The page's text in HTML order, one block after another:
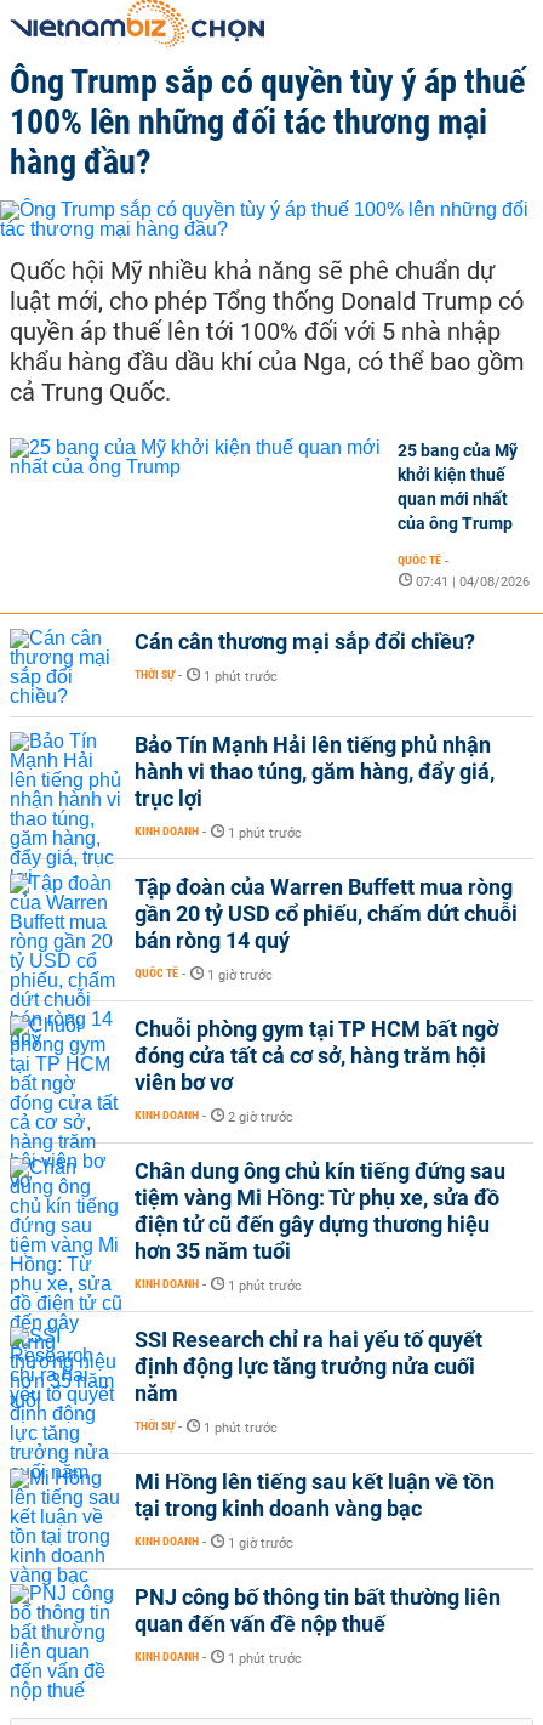
Ông Trump sắp có quyền tùy ý áp thuế
100% lên những đối tác thương mại
hàng đầu?
Quốc hội Mỹ nhiều khả năng sẽ phê chuẩn dự
luật mới, cho phép Tổng thống Donald Trump có
quyền áp thuế lên tới 100% đối với 5 nhà nhập
khẩu hàng đầu dầu khí của Nga, có thể bao gồm
cả Trung Quốc.
25 bang của Mỹ
khởi kiện thuế
quan mới nhất
của ông Trump
QUỐC TẾ -
07:41 | 04/08/2026
Cán cân thương mại sắp đổi chiều?
THỜI SỰ - 1 phút trước
Bảo Tín Mạnh Hải lên tiếng phủ nhận
hành vi thao túng, găm hàng, đẩy giá,
trục lợi
KINH DOANH - 1 phút trước
Tập đoàn của Warren Buffett mua ròng
gần 20 tỷ USD cổ phiếu, chấm dứt chuỗi
bán ròng 14 quý
QUỐC TẾ - 1 giờ trước
Chuỗi phòng gym tại TP HCM bất ngờ
đóng cửa tất cả cơ sở, hàng trăm hội
viên bơ vơ
KINH DOANH - 2 giờ trước
Chân dung ông chủ kín tiếng đứng sau
tiệm vàng Mi Hồng: Từ phụ xe, sửa đồ
điện tử cũ đến gây dựng thương hiệu
hơn 35 năm tuổi
KINH DOANH - 1 phút trước
SSI Research chỉ ra hai yếu tố quyết
định động lực tăng trưởng nửa cuối
năm
THỜI SỰ - 1 phút trước
Mi Hồng lên tiếng sau kết luận về tồn
tại trong kinh doanh vàng bạc
KINH DOANH - 1 giờ trước
PNJ công bố thông tin bất thường liên
quan đến vấn đề nộp thuế
KINH DOANH - 1 phút trước